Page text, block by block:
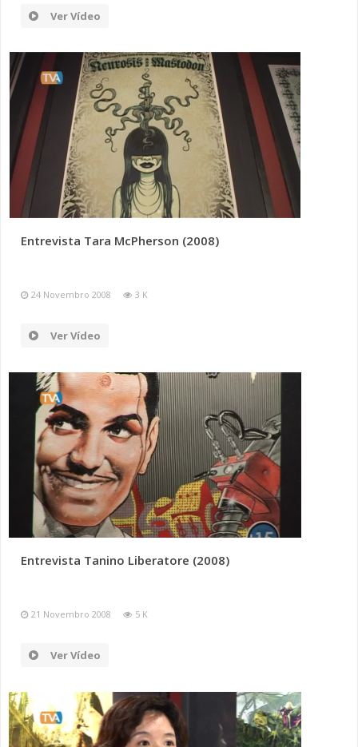
Ver Vídeo
Entrevista Tara McPherson (2008)
24 Novembro 2008 3 K
Ver Vídeo
Entrevista Tanino Liberatore (2008)
21 Novembro 2008 5 K
Ver Vídeo